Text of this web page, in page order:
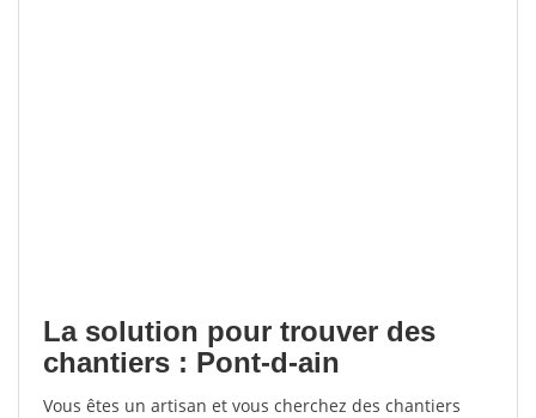
La solution pour trouver des
chantiers : Pont-d-ain
Vous êtes un artisan et vous cherchez des chantiers